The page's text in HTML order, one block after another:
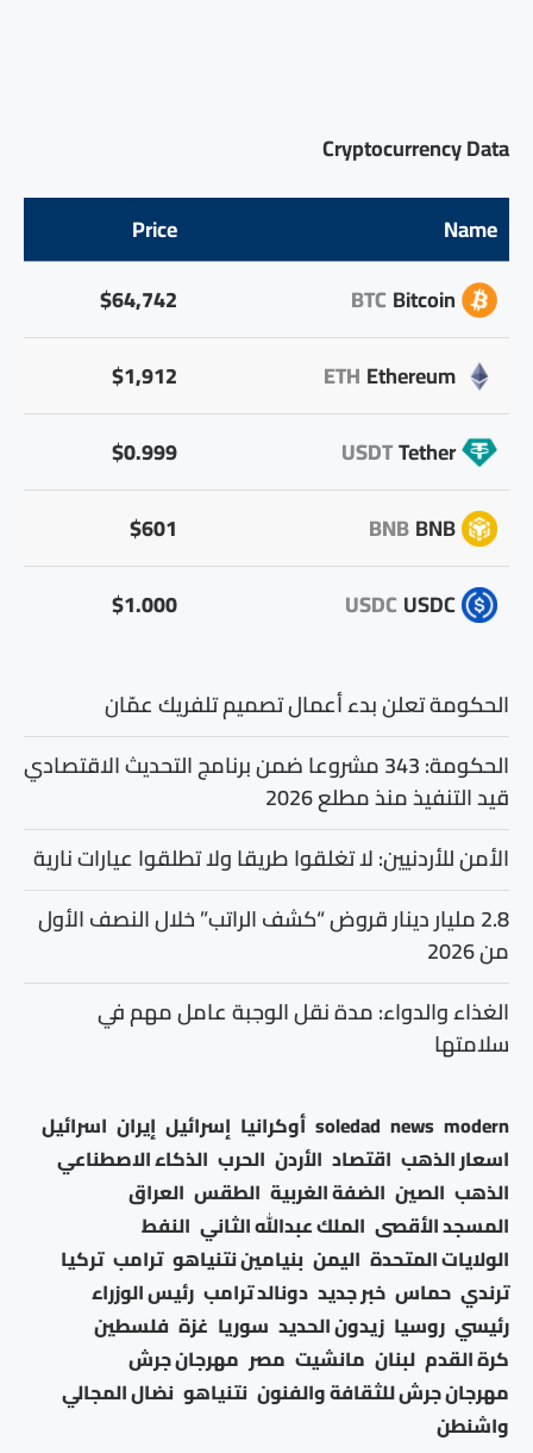
Cryptocurrency Data
Name
Price
Bitcoin
BTC
$64,742
Ethereum
ETH
$1,912
Tether
USDT
$0.999
BNB
BNB
$601
USDC
USDC
$1.000
الحكومة تعلن بدء أعمال تصميم تلفريك عمّان
الحكومة: 343 مشروعا ضمن برنامج التحديث الاقتصادي
قيد التنفيذ منذ مطلع 2026
الأمن للأردنيين: لا تغلقوا طريقا ولا تطلقوا عيارات نارية
2.8 مليار دينار قروض “كشف الراتب” خلال النصف الأول
من 2026
الغذاء والدواء: مدة نقل الوجبة عامل مهم في
سلامتها
modern
news
soledad أوكرانيا إسرائيل إيران اسرائيل
اسعار الذهب اقتصاد الأردن الحرب الذكاء الاصطناعي
الذهب الصين الضفة الغربية الطقس العراق
المسجد الأقصى الملك عبدالله الثاني النفط
الولايات المتحدة اليمن بنيامين نتنياهو ترامب تركيا
ترندي حماس خبر جديد دونالد ترامب رئيس الوزراء
رئيسي روسيا زيدون الحديد سوريا غزة فلسطين
كرة القدم لبنان مانشيت مصر مهرجان جرش
مهرجان جرش للثقافة والفنون نتنياهو نضال المجالي
واشنطن